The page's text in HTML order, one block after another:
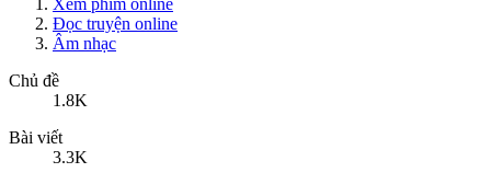
Xem phim online
Đọc truyện online
Âm nhạc
Chủ đề
1.8K
Bài viết
3.3K